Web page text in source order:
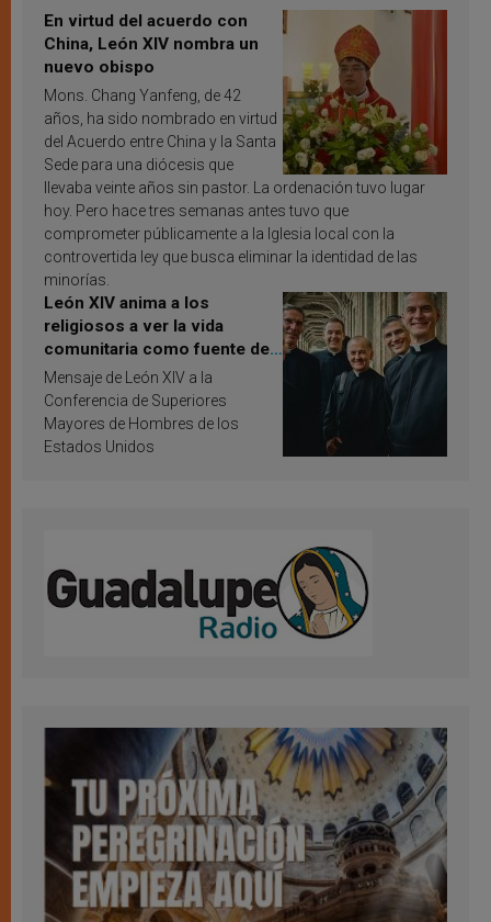
En virtud del acuerdo con
China, León XIV nombra un
nuevo obispo
Mons. Chang Yanfeng, de 42
años, ha sido nombrado en virtud
del Acuerdo entre China y la Santa
Sede para una diócesis que
llevaba veinte años sin pastor. La ordenación tuvo lugar
hoy. Pero hace tres semanas antes tuvo que
comprometer públicamente a la Iglesia local con la
controvertida ley que busca eliminar la identidad de las
minorías.
León XIV anima a los
religiosos a ver la vida
comunitaria como fuente de
inspiración y santificación
Mensaje de León XIV a la
Conferencia de Superiores
Mayores de Hombres de los
Estados Unidos